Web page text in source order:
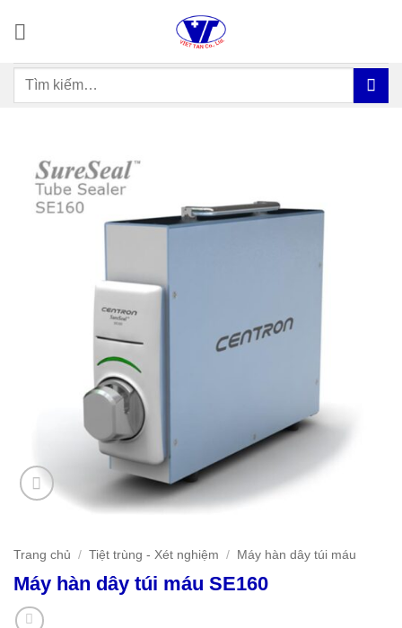
dung
Tìm
Trang chủ / Tiệt trùng - Xét nghiệm / Máy hàn dây túi máu
Máy hàn dây túi máu SE160